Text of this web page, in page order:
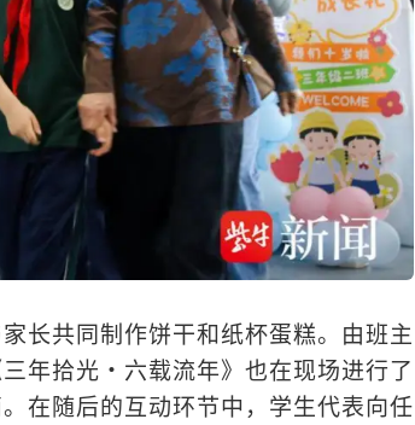
长共同制作饼干和纸杯蛋糕。由班主
年拾光・六载流年》也在现场进行了
在随后的互动环节中，学生代表向任